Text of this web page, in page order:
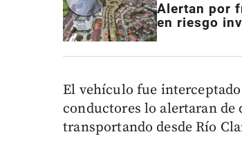
Alertan por
en riesgo
El vehículo fue
conductores lo alertaran de
transportando desde Río